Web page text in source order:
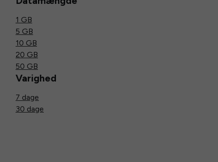
1 GB
5 GB
10 GB
20 GB
50 GB
Varighed
7 dage
30 dage